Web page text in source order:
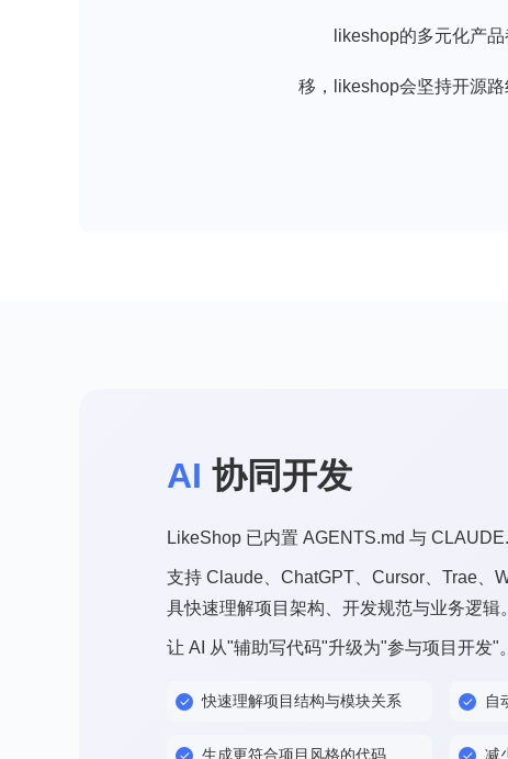
likeshop的多元化产
移，likeshop会坚持开源
AI 协同开发
LikeShop 已内置 AGENTS.md 与
支持 Claude、ChatGPT、Cursor、Trae、
具快速理解项目架构、开发规范与业务逻辑。
让 AI 从"辅助写代码"升级为"参与项目开发"。
快速理解项目结构与模块关系 自
生成更符合项目风格的代码 减